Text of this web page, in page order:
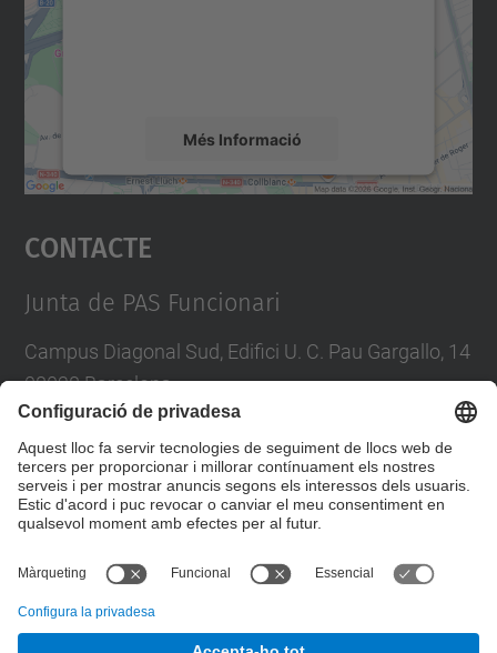
Més Informació
Accepta
powered by
Contacte
Junta de PAS Funcionari
Campus Diagonal Sud, Edifici U. C. Pau Gargallo, 14
08028 Barcelona
E-mail :junta.pasf@upc.edu
Formulari de contacte